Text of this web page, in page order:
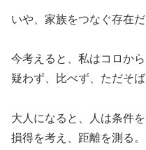
いや、家族をつなぐ存在だ
今考えると、私はコロか
疑わず、比べず、ただそば
大人になると、人は条件を
損得を考え、距離を測る。